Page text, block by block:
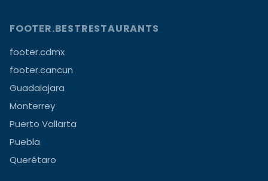
FOOTER.BESTRESTAURANTS
footer.cdmx
footer.cancun
Guadalajara
Monterrey
Puerto Vallarta
Puebla
Querétaro